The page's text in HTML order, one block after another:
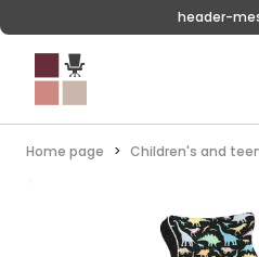
header-
Home page Children's and